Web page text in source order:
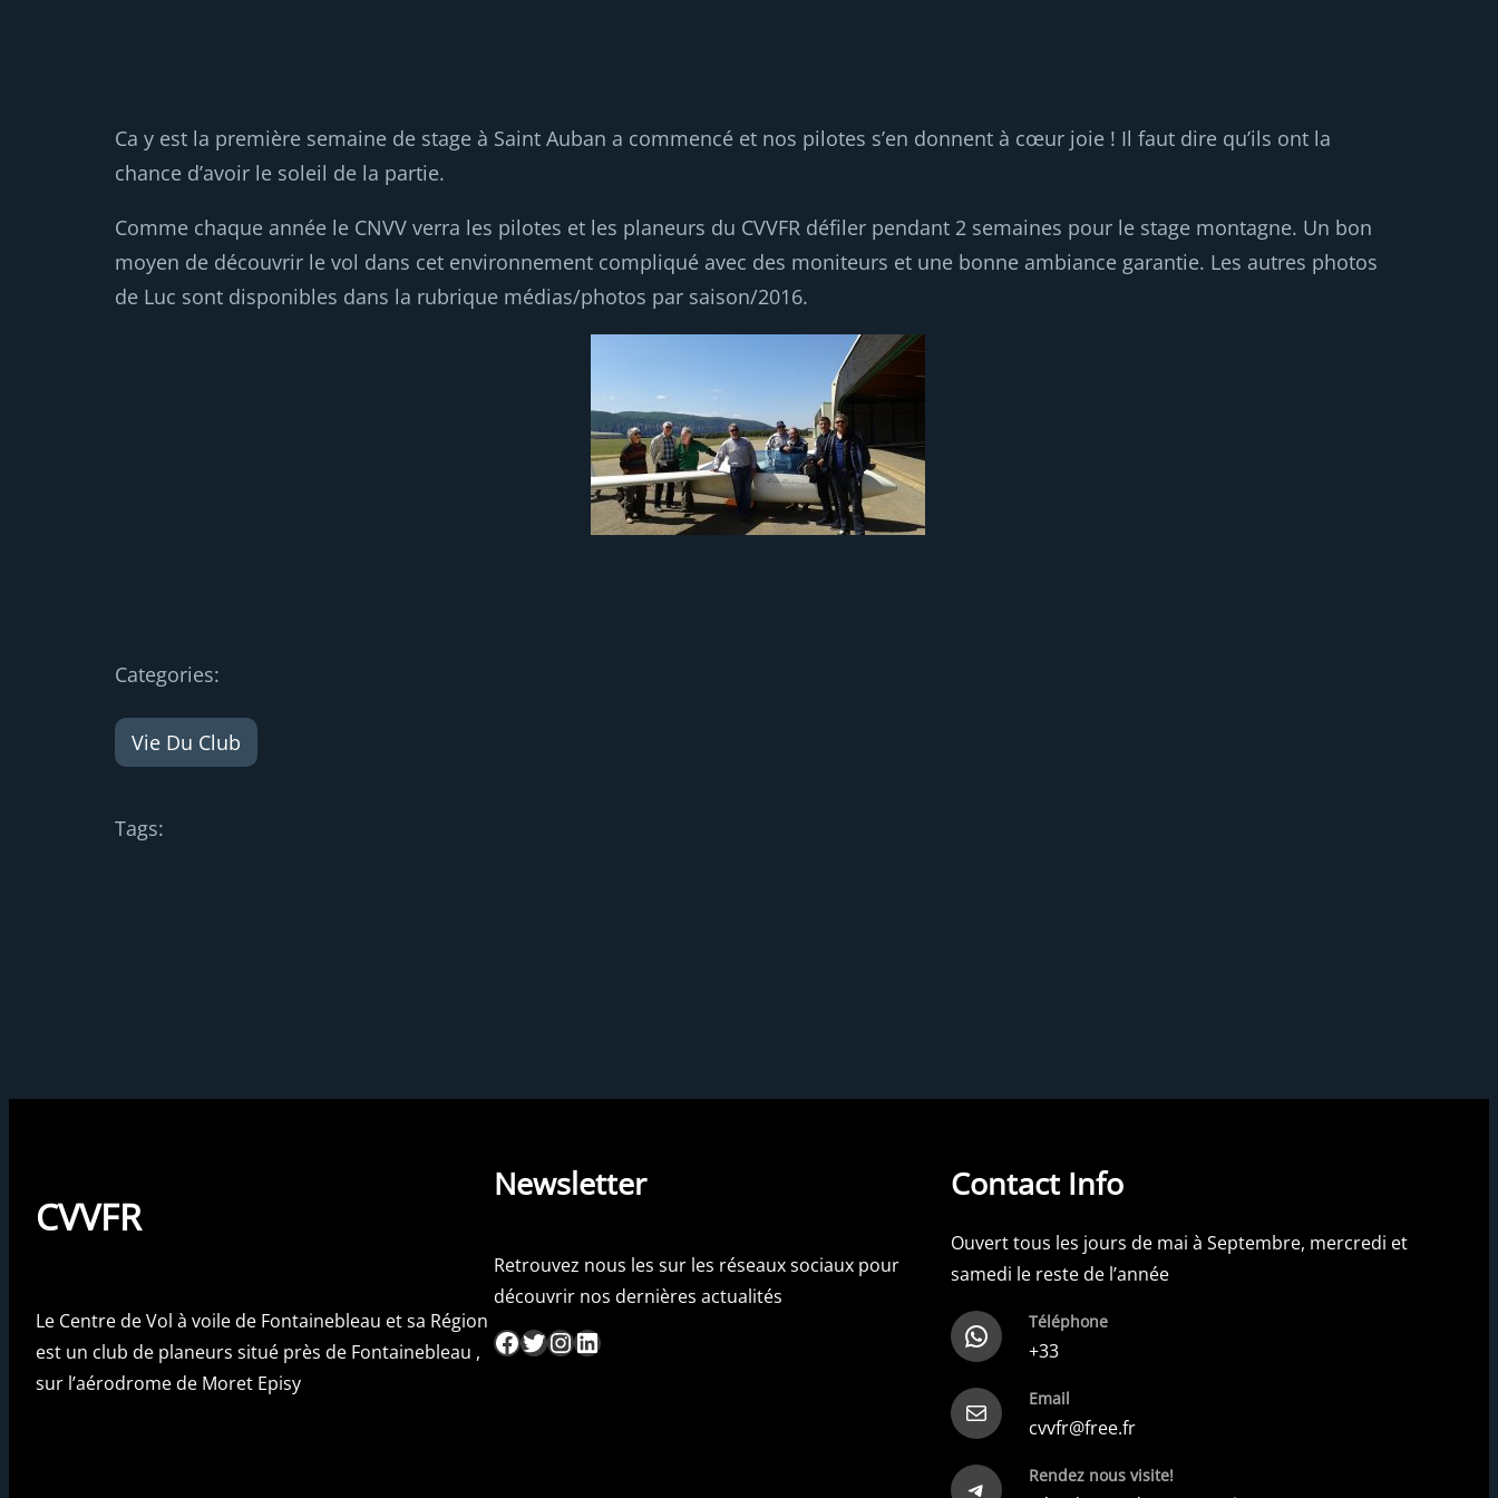
Ca y est la première semaine de stage à Saint Auban a commencé et nos pilotes s’en donnent à cœur joie ! Il faut dire qu’ils ont la
chance d’avoir le soleil de la partie.
Comme chaque année le CNVV verra les pilotes et les planeurs du CVVFR défiler pendant 2 semaines pour le stage montagne. Un bon
moyen de découvrir le vol dans cet environnement compliqué avec des moniteurs et une bonne ambiance garantie. Les autres photos
de Luc sont disponibles dans la rubrique médias/photos par saison/2016.
Categories:
Vie Du Club
Tags:
CVVFR
Le Centre de Vol à voile de Fontainebleau et sa Région
est un club de planeurs situé près de Fontainebleau ,
sur l’aérodrome de Moret Episy
Newsletter
Retrouvez nous les sur les réseaux sociaux pour
découvrir nos dernières actualités
Facebook Twitter InstagramLinkedIn
Contact Info
Ouvert tous les jours de mai à Septembre, mercredi et
samedi le reste de l’année
WhatsApp Téléphone
+33
Mail Email
cvvfr@free.fr
Telegram Rendez nous visite!